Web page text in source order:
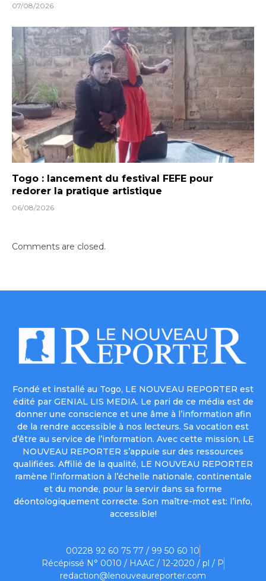
07/08/2026
Togo : lancement du festival FEFE pour
redorer la pratique artistique
06/08/2026
Comments are closed.
Fondé et installé au Togo, LE NOUVEAU REPORTER est
édité par GENIAL LIS MEDIA. Le pari de ce média est de
donner une conscience et une âme à l’information afin
de la rendre accessible à nos lecteurs. Sa vocation est
d’être au service de l’information. Avec cette mission, LE
NOUVEAU REPORTER s’appuie sur des ressources
qualifiées. Affilié de la qualité, LE NOUVEAU REPORTER
ramène l’information à l’échelle nationale, continentale
et du monde, pour la servir dans sa forme
déontologiquement correcte. Son maître-mot est: l’info,
accessible!
00228 92 60 75 77 / 99 50 60 10
Récépissé N° 0010 / HAAC / 12-2020 / pl / P
redaction@lenouveaureporter.com